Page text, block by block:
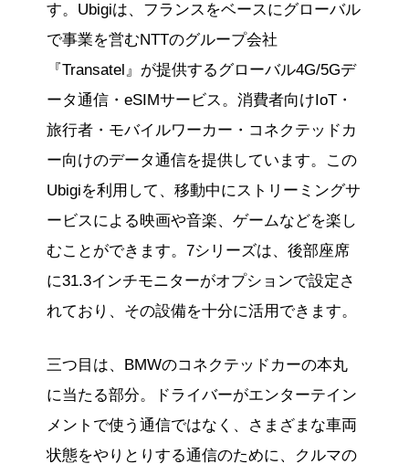
す。Ubigiは、フランスをベースにグローバル
で事業を営むNTTのグループ会社
『Transatel』が提供するグローバル4G/5Gデ
ータ通信・eSIMサービス。消費者向けIoT・
旅行者・モバイルワーカー・コネクテッドカ
ー向けのデータ通信を提供しています。この
Ubigiを利用して、移動中にストリーミングサ
ービスによる映画や音楽、ゲームなどを楽し
むことができます。7シリーズは、後部座席
に31.3インチモニターがオプションで設定さ
れており、その設備を十分に活用できます。
三つ目は、BMWのコネクテッドカーの本丸
に当たる部分。ドライバーがエンターテイン
メントで使う通信ではなく、さまざまな車両
状態をやりとりする通信のために、クルマの